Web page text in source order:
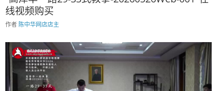
线视频购买
作者 陈中华网店店主